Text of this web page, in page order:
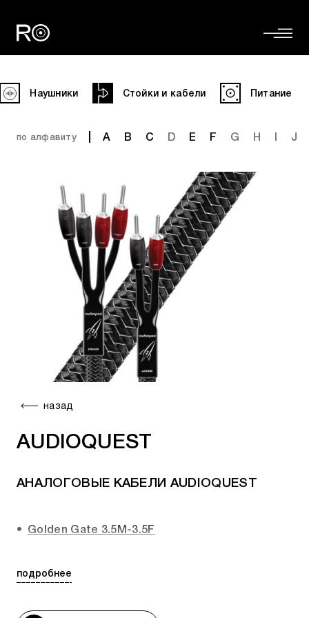
Наушники Стойки и кабели Питание
по алфавиту A B C D E F G H J
назад
AUDIOQUEST
АНАЛОГОВЫЕ КАБЕЛИ AUDIOQUEST
Golden Gate 3.5M-3.5F
Big Sur 3.5M-3.5M
Evergreen 3.5M-3.5M
подробнее